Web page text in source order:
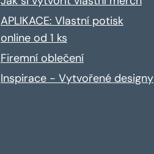
APLIKACE: Vlastní potisk
online od 1 ks
Firemní oblečení
Inspirace - Vytvořené designy